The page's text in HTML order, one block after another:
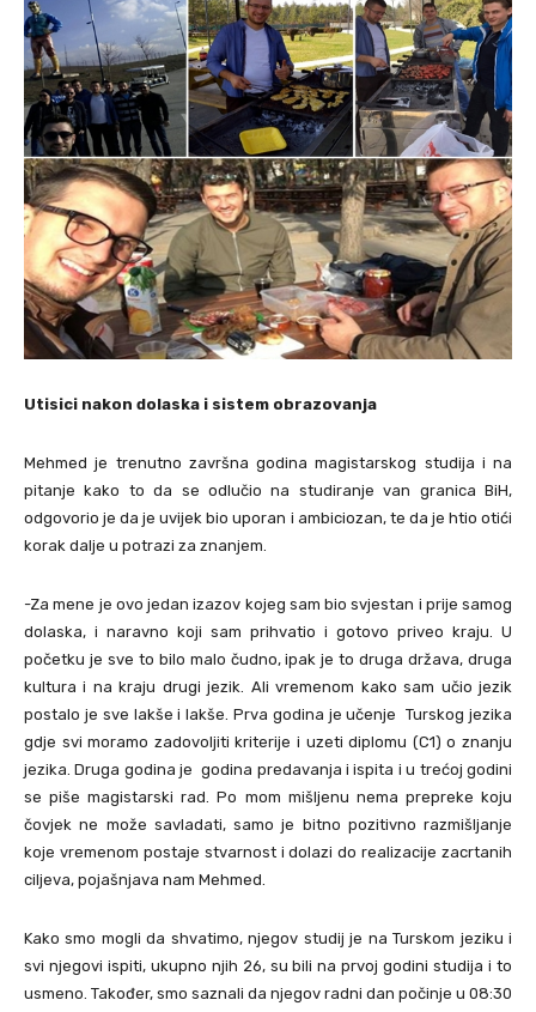
Utisici nakon dolaska i sistem obrazovanja
Mehmed je trenutno završna godina magistarskog studija i na
pitanje kako to da se odlučio na studiranje van granica BiH,
odgovorio je da je uvijek bio uporan i ambiciozan, te da je htio otići
korak dalje u potrazi za znanjem.
-Za mene je ovo jedan izazov kojeg sam bio svjestan i prije samog
dolaska, i naravno koji sam prihvatio i gotovo priveo kraju. U
početku je sve to bilo malo čudno, ipak je to druga država, druga
kultura i na kraju drugi jezik. Ali vremenom kako sam učio jezik
postalo je sve lakše i lakše. Prva godina je učenje Turskog jezika
gdje svi moramo zadovoljiti kriterije i uzeti diplomu (C1) o znanju
jezika. Druga godina je godina predavanja i ispita i u trećoj godini
se piše magistarski rad. Po mom mišljenu nema prepreke koju
čovjek ne može savladati, samo je bitno pozitivno razmišljanje
koje vremenom postaje stvarnost i dolazi do realizacije zacrtanih
ciljeva, pojašnjava nam Mehmed.
Kako smo mogli da shvatimo, njegov studij je na Turskom jeziku i
svi njegovi ispiti, ukupno njih 26, su bili na prvoj godini studija i to
usmeno. Također, smo saznali da njegov radni dan počinje u 08:30